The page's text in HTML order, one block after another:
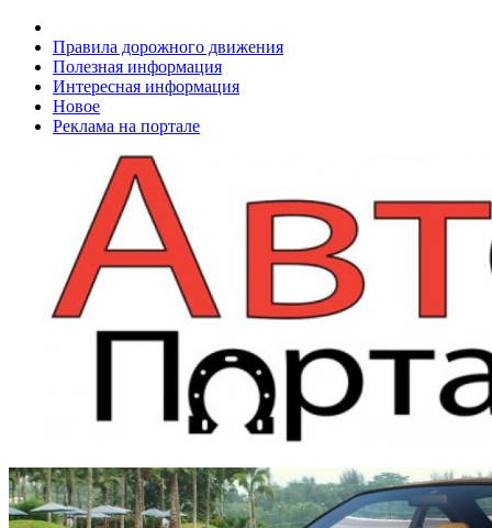
Правила дорожного движения
Полезная информация
Интересная информация
Новое
Реклама на портале